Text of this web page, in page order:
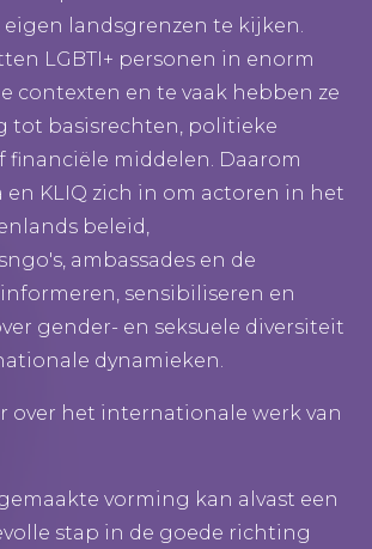
eigen landsgrenzen te kijken.
LGBTI+ personen in enorm
contexten en te vaak hebben ze
tot basisrechten, politieke
financiële middelen. Daarom
en KLIQ zich in om actoren in het
beleid,
ambassades en de
sensibiliseren en
gender- en seksuele diversiteit
dynamieken.
over het internationale werk van
vorming kan alvast een
stap in de goede richting